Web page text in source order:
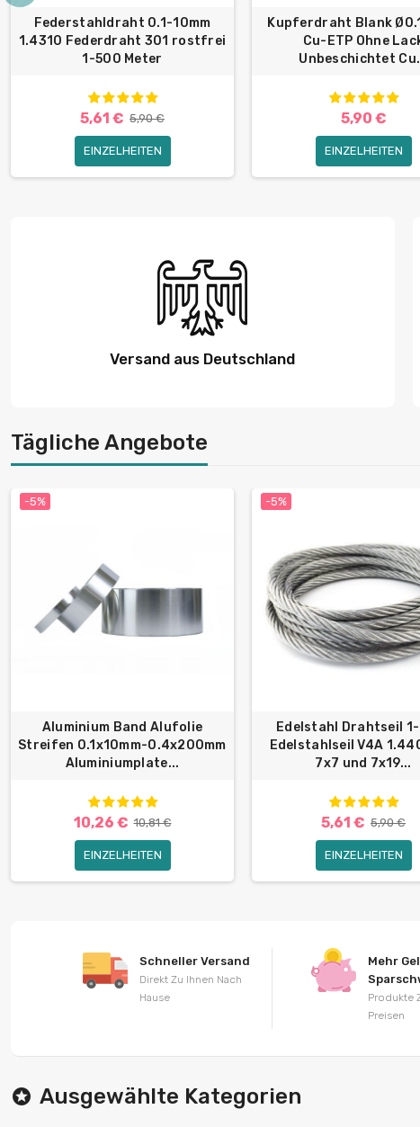
Federstahldraht 0.1-10mm
1.4310 Federdraht 301 rostfrei
1-500 Meter
5,61 € 5,90 €
EINZELHEITEN
Kupferdraht Blank
Cu-ETP Ohne
Unbeschichtet
5,90 €
EINZELHEITEN
Versand aus Deutschland
Tägliche Angebote
-5%
Aluminium Band Alufolie
Streifen 0.1x10mm-0.4x200mm
Aluminiumplate...
10,26 € 10,81 €
EINZELHEITEN
-5%
Edelstahl Drahtseil
Edelstahlseil V4A
7x7 und 7x19...
5,61 € 5,90 €
EINZELHEITEN
Schneller Versand
Direkt Zu Ihnen Nach
Hause
Mehr
Produkte
Preisen
stars Ausgewählte Kategorien